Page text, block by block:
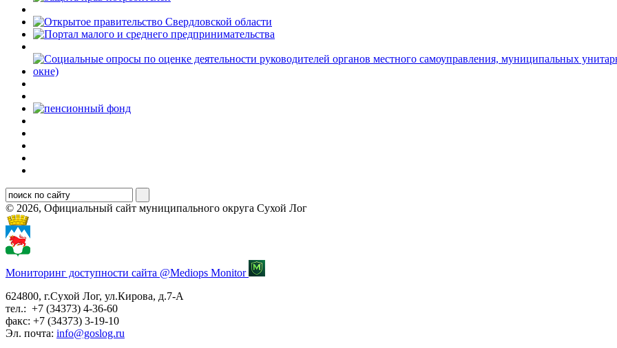
© 2026, Официальный сайт муниципального округа Сухой Лог
Мониторинг доступности сайта @Mediops Monitor
624800, г.Сухой Лог, ул.Кирова, д.7-А
тел.: +7 (34373) 4-36-60
факс: +7 (34373) 3-19-10
Эл. почта: info@goslog.ru